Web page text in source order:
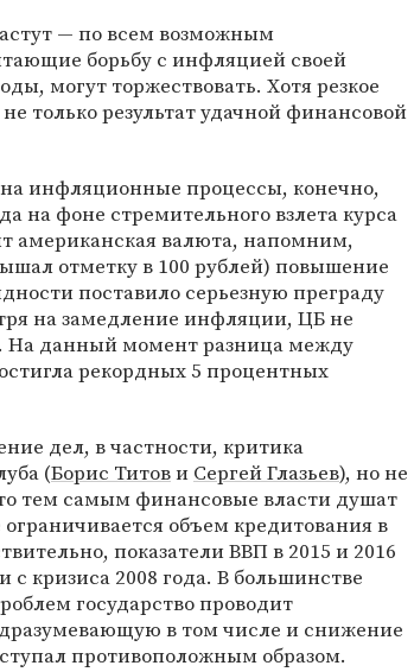
— по всем возможным
борьбу с инфляцией своей
могут торжествовать. Хотя резкое
только результат удачной финансовой
инфляционные процессы, конечно,
на фоне стремительного взлета курса
американская валюта, напомним,
отметку в 100 рублей) повышение
поставило серьезную преграду
на замедление инфляции, ЦБ не
На данный момент разница между
рекордных 5 процентных
дел, в частности, критика
(Борис Титови Сергей Глазьев), но не
тем самым финансовые власти душат
объем кредитования в
показатели ВВП в 2015 и 2016
кризиса 2008 года. В большинстве
государство проводит
в том числе и снижение
противоположным образом.